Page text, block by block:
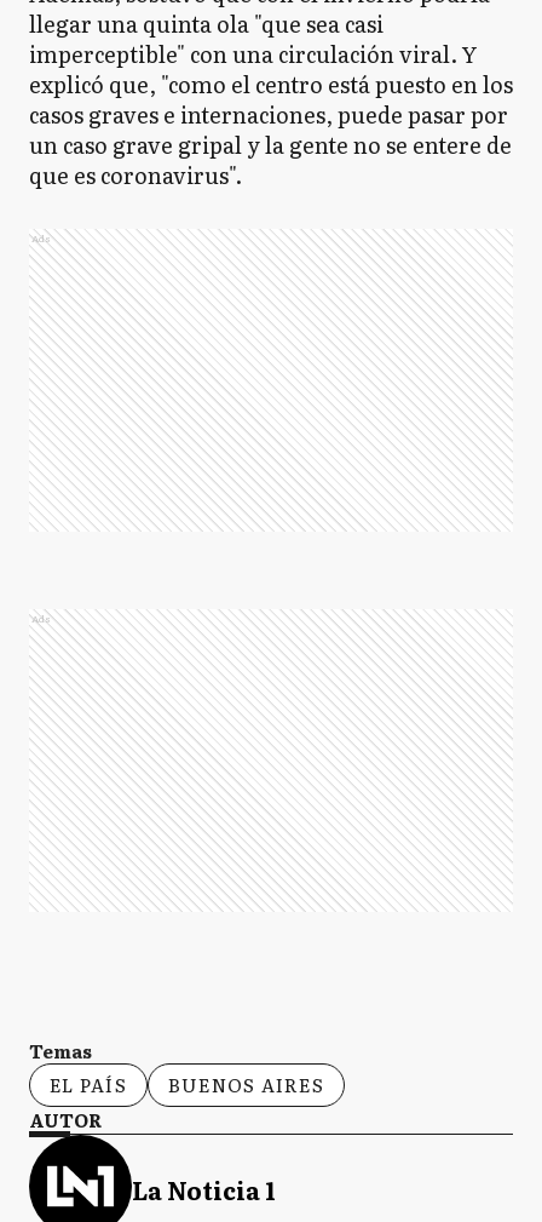
llegar una quinta ola "que sea casi
imperceptible" con una circulación viral. Y
explicó que, "como el centro está puesto en los
casos graves e internaciones, puede pasar por
un caso grave gripal y la gente no se entere de
que es coronavirus".
Ads
Ads
Temas
EL PAÍS
BUENOS AIRES
AUTOR
La Noticia 1